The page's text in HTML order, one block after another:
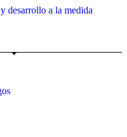
desarrollo a la medida